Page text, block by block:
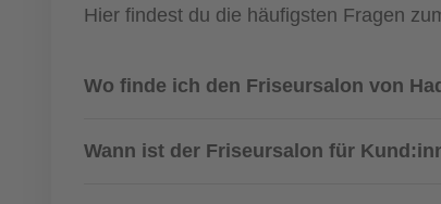
Hier findest du die häufigsten Fragen
Wo finde ich den Friseursalon von
Wann ist der Friseursalon für